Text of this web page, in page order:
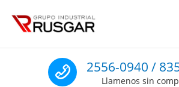
Impermeabilizantes y
Llamenos
2556-0940 /
Llamenos sin